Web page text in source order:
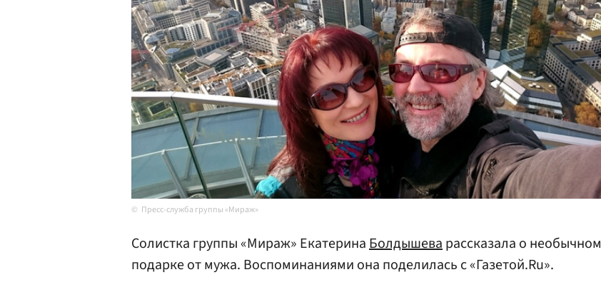
Пресс-служба группы «Мираж»
Солистка группы «Мираж» ЕкатеринаБолдышеварассказала о необычном
подарке от мужа. Воспоминаниями она поделилась с «Газетой.Ru».